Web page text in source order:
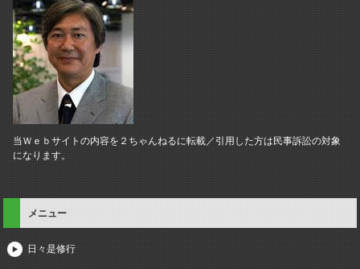
当Ｗｅｂサイトの内容を２ちゃんねるに転載／引用した方は民事訴訟の対象
になります。
メニュー
日々是修行